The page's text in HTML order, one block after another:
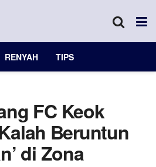
RENYAH TIPS
FC Keok
Beruntun
di Zona